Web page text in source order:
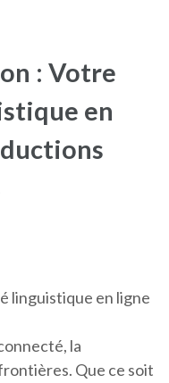
: Votre
en
linguistique en ligne
la
Que ce soit